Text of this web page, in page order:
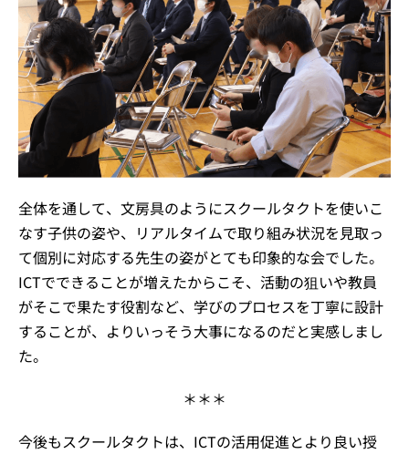
全体を通して、文房具のようにスクールタクトを使いこ
なす子供の姿や、リアルタイムで取り組み状況を見取っ
て個別に対応する先生の姿がとても印象的な会でした。
ICTでできることが増えたからこそ、活動の狙いや教員
がそこで果たす役割など、学びのプロセスを丁寧に設計
することが、よりいっそう大事になるのだと実感しまし
た。
＊＊＊
今後もスクールタクトは、ICTの活用促進とより良い授